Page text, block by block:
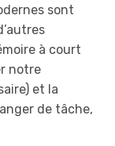
sont
à court
notre
et la
de tâche,